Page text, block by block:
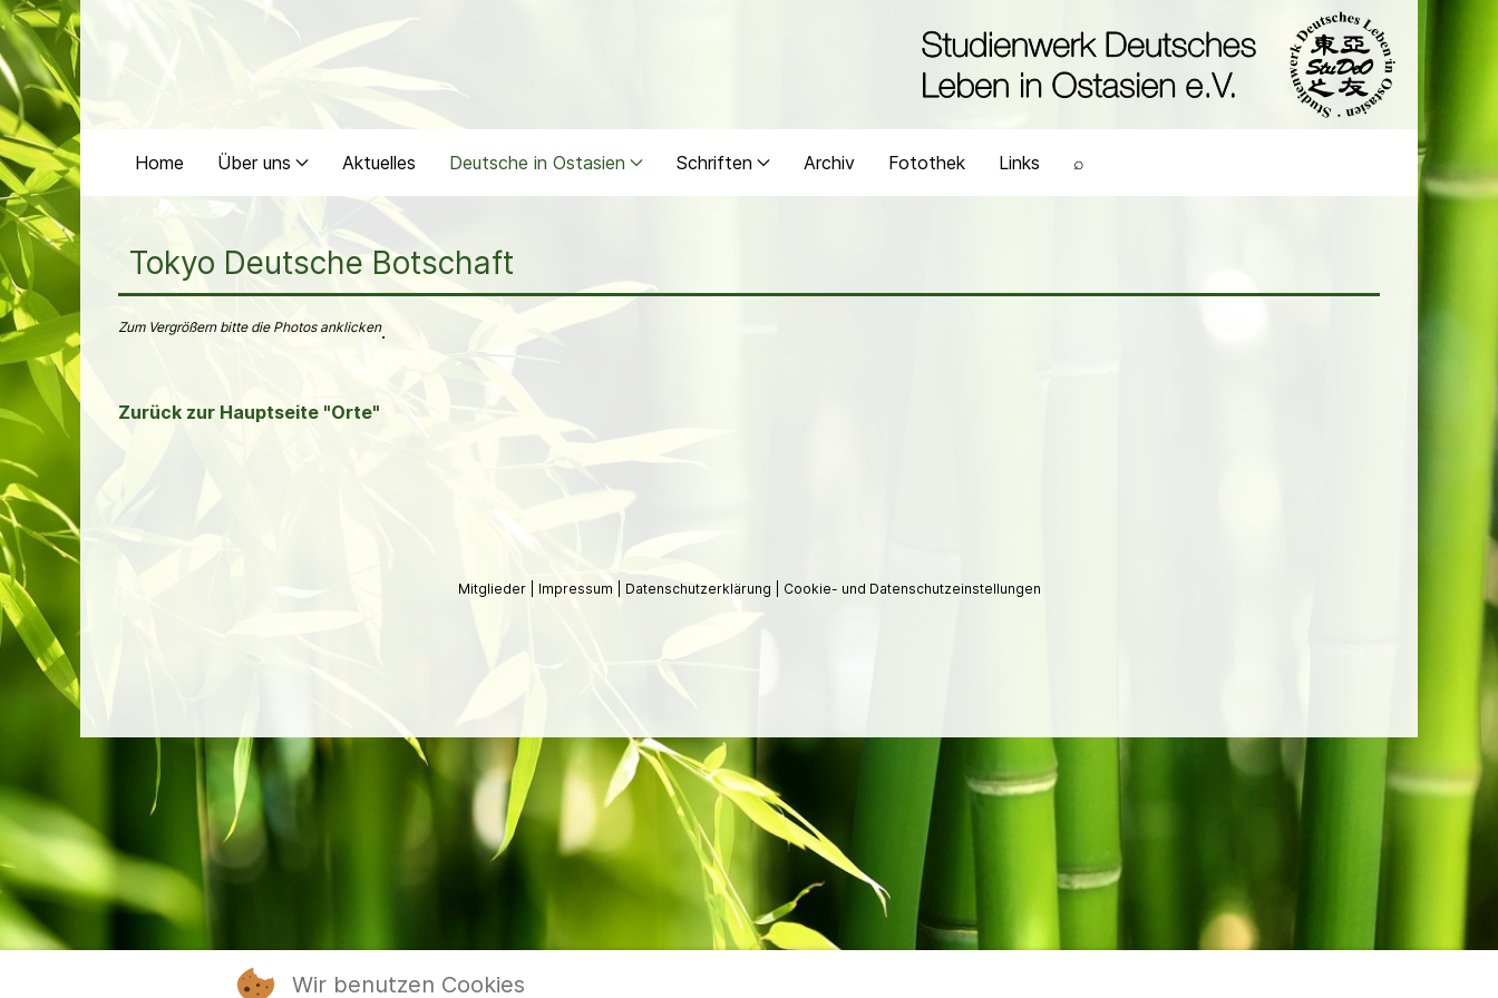
Home Über uns Aktuelles Deutsche in Ostasien Schriften Archiv Fotothek Links ⌕
Tokyo Deutsche Botschaft
Zum Vergrößern bitte die Photos anklicken.
Zurück zur Hauptseite "Orte"
Mitglieder Impressum Datenschutzerklärung Cookie- und Datenschutzeinstellungen
Wir benutzen Cookies